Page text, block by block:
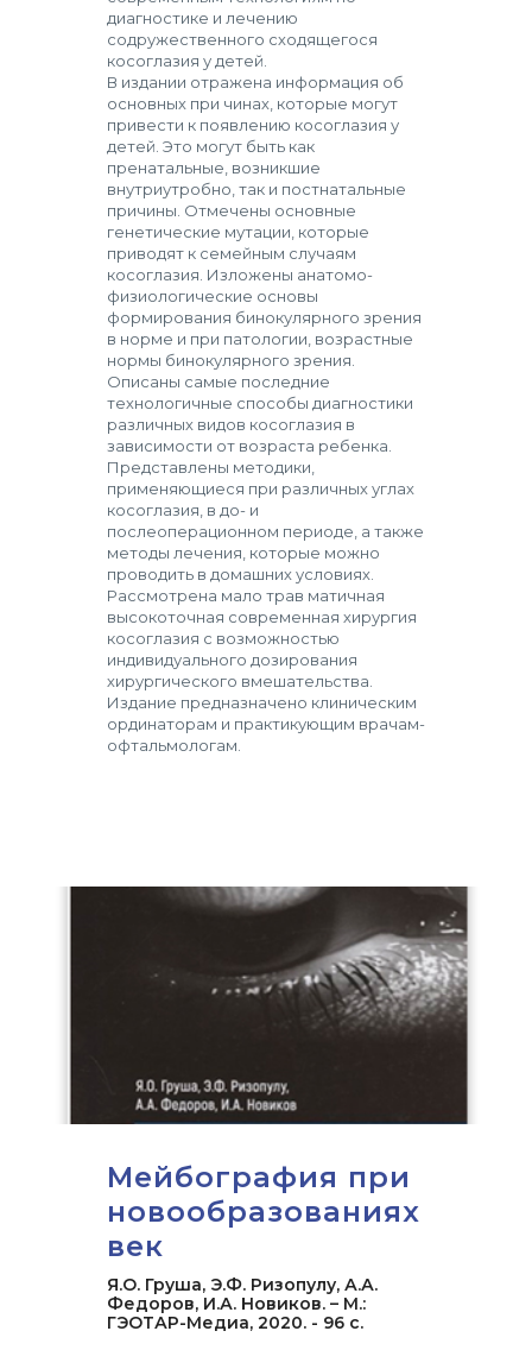
диагностике и лечению
содружественного сходящегося
косоглазия у детей.
В издании отражена информация об
основных при чинах, которые могут
привести к появлению косоглазия у
детей. Это могут быть как
пренатальные, возникшие
внутриутробно, так и постнатальные
причины. Отмечены основные
генетические мутации, которые
приводят к семейным случаям
косоглазия. Изложены анатомо-
физиологические основы
формирования бинокулярного зрения
в норме и при патологии, возрастные
нормы бинокулярного зрения.
Описаны самые последние
технологичные способы диагностики
различных видов косоглазия в
зависимости от возраста ребенка.
Представлены методики,
применяющиеся при различных углах
косоглазия, в до- и
послеоперационном периоде, а также
методы лечения, которые можно
проводить в домашних условиях.
Рассмотрена мало трав матичная
высокоточная современная хирургия
косоглазия с возможностью
индивидуального дозирования
хирургического вмешательства.
Издание предназначено клиническим
ординаторам и практикующим врачам-
офтальмологам.
Мейбография при
новообразованиях
век
Я.О. Груша, Э.Ф. Ризопулу, А.А.
Федоров, И.А. Новиков. – М.:
ГЭОТАР-Медиа, 2020. - 96 с.